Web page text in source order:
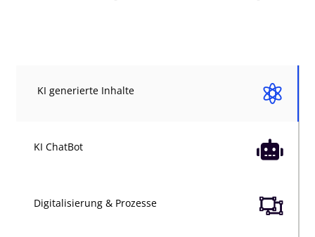

KI generierte Inhalte

KI ChatBot

Digitalisierung & Prozesse